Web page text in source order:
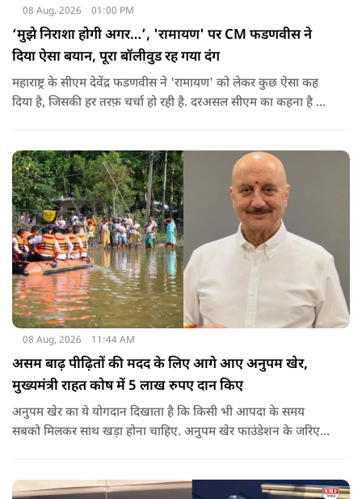
08 Aug, 2026 01:00 PM
‘मुझे निराशा होगी अगर…’, 'रामायण' पर CM फडणवीस ने
दिया ऐसा बयान, पूरा बॉलीवुड रह गया दंग
महाराष्ट्र के सीएम देवेंद्र फडणवीस ने 'रामायण' को लेकर कुछ ऐसा कह
दिया है, जिसकी हर तरफ़ चर्चा हो रही है. दरअसल सीएम का कहना है कि
08 Aug, 2026 11:44 AM
असम बाढ़ पीढ़ितों की मदद के लिए आगे आए अनुपम खेर,
मुख्यमंत्री राहत कोष में 5 लाख रुपए दान किए
अनुपम खेर का ये योगदान दिखाता है कि किसी भी आपदा के समय
सबको मिलकर साथ खड़ा होना चाहिए. अनुपम खेर फाउंडेशन के जरिए
मदद के लिए उनके द्वारा किया गया ये दान भी उसी कड़ी का एक हिस्सा है.